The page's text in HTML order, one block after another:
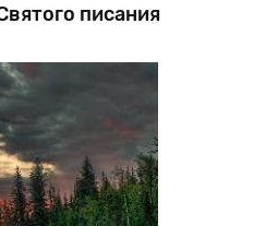
писания